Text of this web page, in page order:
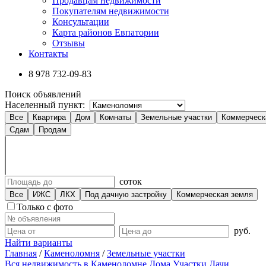
Покупателям недвижимости
Консультации
Карта районов Евпатории
Отзывы
Контакты
8 978 732-09-83
Поиск объявлений
Населенный пункт:
Все Квартира Дом Комнаты Земельные участки
Сдам
Продам
соток
Все ИЖС ЛКХ Под дачную застройку Коммерческая земля
Только с фото
руб.
Найти варианты
Главная /Каменоломня /Земельные участки
Вся недвижимость в Каменоломне Дома Участки Дачи